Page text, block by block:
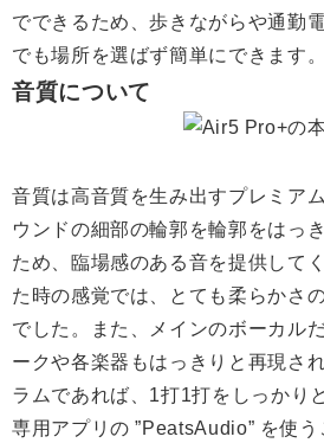
でできるため、歩きながらや通勤
でも場所を選ばず簡単にできます。
音質について
音質は高音質を生み出すプレミア
ウンドの細部の輪郭を輪郭をはっ
ため、臨場感のある音を提供して
た時の感覚では、とても柔らかさ
でした。また、メインのボーカル
ークや各楽器もはっきりと再現さ
ラムであれば、1打1打をしっかり
専用アプリの ”PeatsAudio” を使